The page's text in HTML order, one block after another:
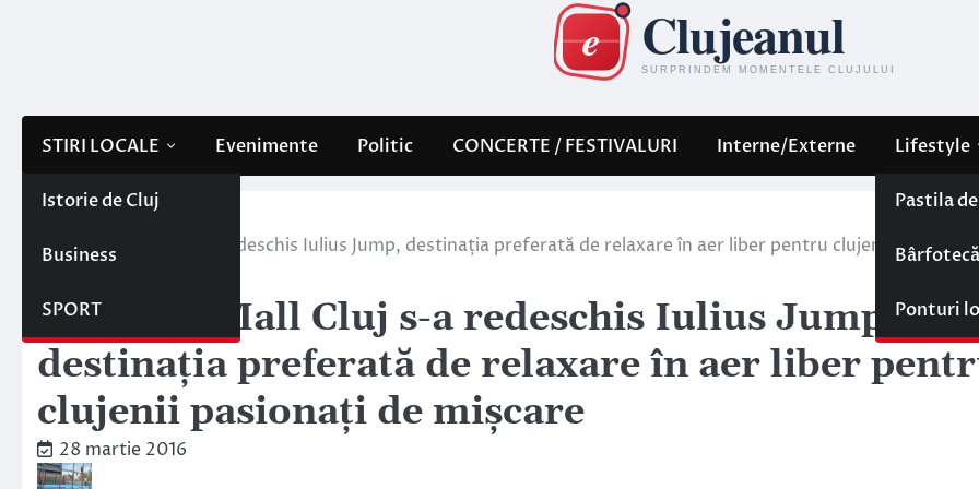
STIRI LOCALE
Istorie de Cluj
Business
SPORT
Evenimente Politic CONCERTE / FESTIVALURI Interne/Externe Lifestyle
Pastila
Bârfotecă
Ponturi
Stiri locale
La Iulius Mall Cluj s-a redeschis Iulius Jump, destinația preferată de relaxare în aer liber pentru clujenii pasionați
La Iulius Mall Cluj s-a redeschis Iulius Jump,
destinația preferată de relaxare în aer liber
clujenii pasionați de mișcare
28 martie 2016